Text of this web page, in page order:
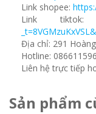
Link shopee:
Link
Địa chỉ: 291
Hotline:
Liên hệ trực tiếp
Sản phẩm